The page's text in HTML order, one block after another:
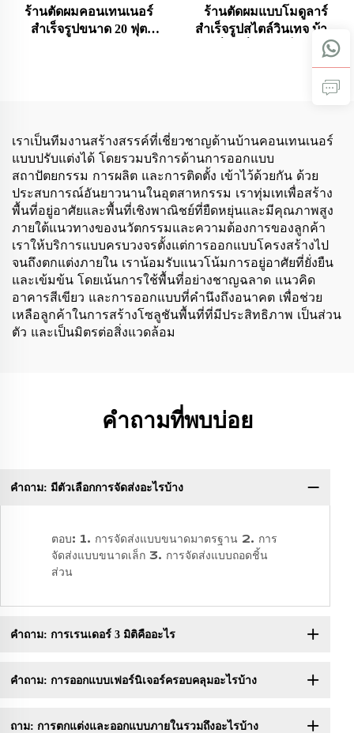
ร้านตัดผมคอนเทนเนอร์
สำเร็จรูปขนาด 20 ฟุต
ร้านตัดผมแบบโมดูลาร์
สำเร็จรูปสไตล์วินเทจ บ้าน
เคลื่อนที่ขนาดเล็ก ร้าน
เราเป็นทีมงานสร้างสรรค์ที่เชี่ยวชาญด้านบ้านคอนเทนเนอร์
แบบปรับแต่งได้ โดยรวมบริการด้านการออกแบบ
สถาปัตยกรรม การผลิต และการติดตั้ง เข้าไว้ด้วยกัน ด้วย
ประสบการณ์อันยาวนานในอุตสาหกรรม เราทุ่มเทเพื่อสร้าง
พื้นที่อยู่อาศัยและพื้นที่เชิงพาณิชย์ที่ยืดหยุ่นและมีคุณภาพสูง
ภายใต้แนวทางของนวัตกรรมและความต้องการของลูกค้า
เราให้บริการแบบครบวงจรตั้งแต่การออกแบบโครงสร้างไป
จนถึงตกแต่งภายใน เราน้อมรับแนวโน้มการอยู่อาศัยที่ยั่งยืน
และเข้มข้น โดยเน้นการใช้พื้นที่อย่างชาญฉลาด แนวคิด
อาคารสีเขียว และการออกแบบที่คำนึงถึงอนาคต เพื่อช่วย
เหลือลูกค้าในการสร้างโซลูชันพื้นที่ที่มีประสิทธิภาพ เป็นส่วน
ตัว และเป็นมิตรต่อสิ่งแวดล้อม
คำถามที่พบบ่อย
คำถาม: มีตัวเลือกการจัดส่งอะไรบ้าง
ตอบ: 1. การจัดส่งแบบขนาดมาตรฐาน 2. การ
จัดส่งแบบขนาดเล็ก 3. การจัดส่งแบบถอดชิ้น
ส่วน
คำถาม: การเรนเดอร์ 3 มิติคืออะไร
คำถาม: การออกแบบเฟอร์นิเจอร์ครอบคลุมอะไรบ้าง
ถาม: การตกแต่งและออกแบบภายในรวมถึงอะไรบ้าง